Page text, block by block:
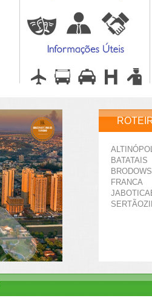
BATATAIS
FRANCA